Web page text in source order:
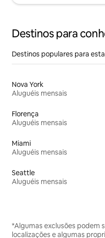
Destinos para
Destinos populares para
Nova York
Aluguéis mensais
Florença
Aluguéis mensais
Miami
Aluguéis mensais
Seattle
Aluguéis mensais
*Algumas exclusões podem
localizações e algumas